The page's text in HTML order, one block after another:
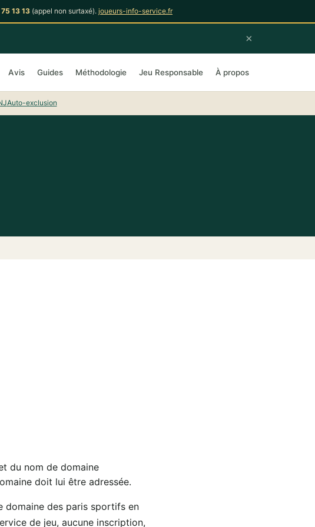
13 13 (appel non surtaxé). joueurs-info-service.fr
×
Avis Guides Méthodologie Jeu Responsable À propos
Auto-exclusion
du nom de domaine
doit lui être adressée.
domaine des paris sportifs en
de jeu, aucune inscription,